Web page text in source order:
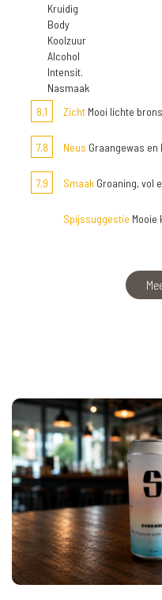
Kruidig
Body
Koolzuur
Alcohol
Intensit.
Nasmaak
8,1
Zicht Mooi lichte
7,8 Neus Graangewas
7,9 Smaak Groaning, vol
Spijssuggestie Mooie